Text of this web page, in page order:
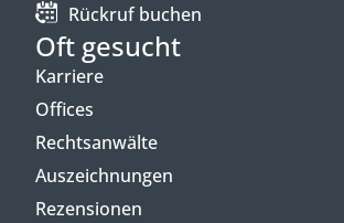
Rückruf buchen
Oft gesucht
Karriere
Offices
Rechtsanwälte
Auszeichnungen
Rezensionen